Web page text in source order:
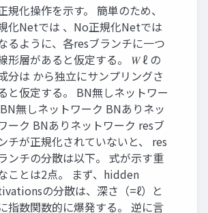
規化操作を示す。 簡単のため、
化Netでは 、No正規化Netでは
るように、各resブランチに一つ
形層があると仮定する。 𝑊 ℓ の
分は から独立にサンプリングさ
と仮定する。 BN無しネットワー
無しネットワーク BNありネッ
ーク BNありネットワーク resブ
チが正規化されていないと、 res
ンチの分散は以下。 式が示す重
ことは2点。 まず、hidden
の分散は、深さ（=ℓ）と
指数関数的に爆発する。 逆に言